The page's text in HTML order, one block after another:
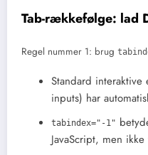
Tab-rækkefølge: lad
Regel nummer 1: brug
Standard
inputs) har
tabindex="-1"
JavaScript, men ikke